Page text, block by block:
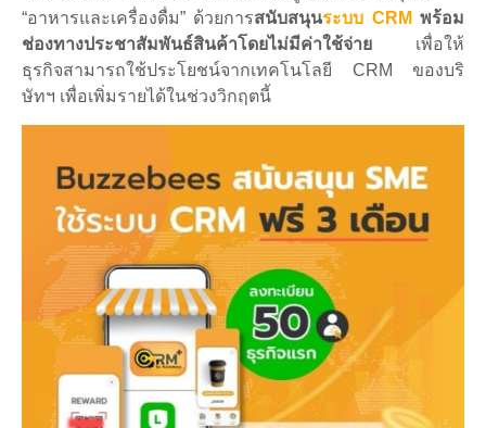
“อาหารและเครื่องดื่ม” ด้วยการสนับสนุนระบบ CRM พร้อม
ช่องทางประชาสัมพันธ์สินค้าโดยไม่มีค่าใช้จ่าย เพื่อให้
ธุรกิจสามารถใช้ประโยชน์จากเทคโนโลยี CRM ของบริ
ษัทฯ เพื่อเพิ่มรายได้ในช่วงวิกฤตนี้